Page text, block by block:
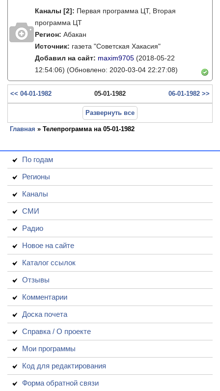
Каналы [2]: Первая программа ЦТ, Вторая
программа ЦТ
Регион: Абакан
Источник: газета "Советская Хакасия"
Добавил на сайт: maxim9705 (2018-05-22
12:54:06) (Обновлено: 2020-03-04 22:27:08)
<< 04-01-1982 05-01-1982 06-01-1982 >>
Развернуть все
Главная » Телепрограмма на 05-01-1982
По годам
Регионы
Каналы
СМИ
Радио
Новое на сайте
Каталог ссылок
Отзывы
Комментарии
Доска почета
Справка / О проекте
Мои программы
Код для редактирования
Форма обратной связи